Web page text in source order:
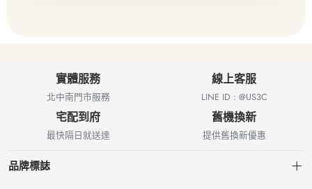
實體服務
北中南門市服務
線上客服
LINE ID : @US3C
宅配到府
最快隔日就送達
舊機換新
提供舊換新優惠
品牌標誌